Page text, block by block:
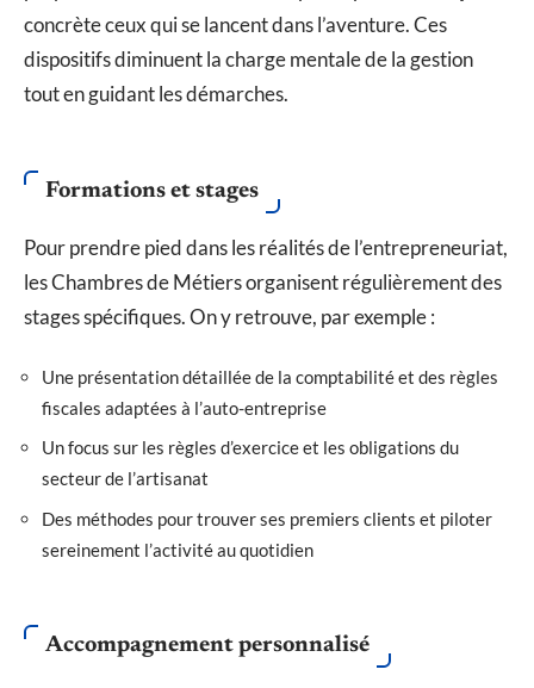
concrète ceux qui se lancent dans l’aventure. Ces
dispositifs diminuent la charge mentale de la gestion
tout en guidant les démarches.
Formations et stages
Pour prendre pied dans les réalités de l’entrepreneuriat,
les Chambres de Métiers organisent régulièrement des
stages spécifiques. On y retrouve, par exemple :
Une présentation détaillée de la comptabilité et des règles
fiscales adaptées à l’auto-entreprise
Un focus sur les règles d’exercice et les obligations du
secteur de l’artisanat
Des méthodes pour trouver ses premiers clients et piloter
sereinement l’activité au quotidien
Accompagnement personnalisé